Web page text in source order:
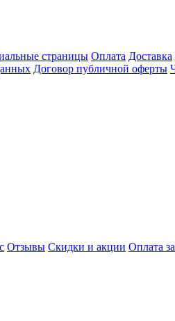
страницы Оплата Доставка
Договор публичной оферты
Отзывы Скидки и акции Оплата